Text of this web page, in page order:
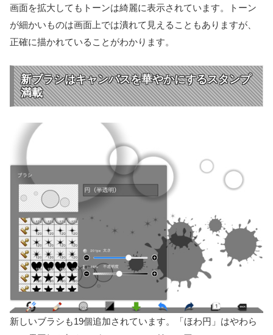
画面を拡大してもトーンは綺麗に表示されています。トーン
が細かいものは画面上では潰れて見えることもありますが、
正確に描かれていることがわかります。
新ブラシはキャンバスを華やかにするスタンプ
満載
新しいブラシも19個追加されています。「ほわ円」はやわら